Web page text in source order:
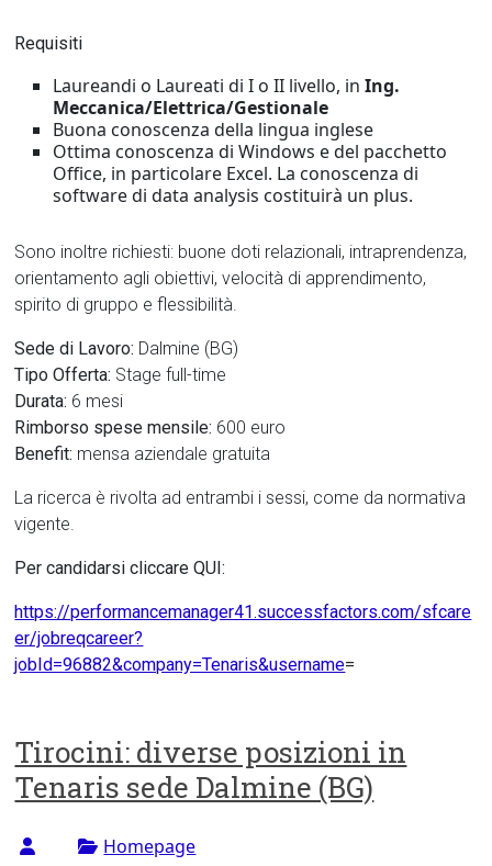
Requisiti
Laureandi o Laureati di I o II livello, inIng.
Meccanica/Elettrica/Gestionale
Buona conoscenza della lingua inglese
Ottima conoscenza di Windows e del pacchetto
Office, in particolare Excel. La conoscenza di
software di data analysis costituirà un plus.
Sono inoltre richiesti: buone doti relazionali, intraprendenza,
orientamento agli obiettivi, velocità di apprendimento,
spirito di gruppo e flessibilità.
Sede di Lavoro: Dalmine (BG)
Tipo Offerta: Stage full-time
Durata: 6 mesi
Rimborso spese mensile: 600 euro
Benefit: mensa aziendale gratuita
La ricerca è rivolta ad entrambi i sessi, come da normativa
vigente.
Per candidarsi cliccare QUI:
https://performancemanager41.successfactors.com/sfcare
er/jobreqcareer?
jobId=96882&company=Tenaris&username=
Tirocini: diverse posizioni in
Tenaris sede Dalmine (BG)
Homepage